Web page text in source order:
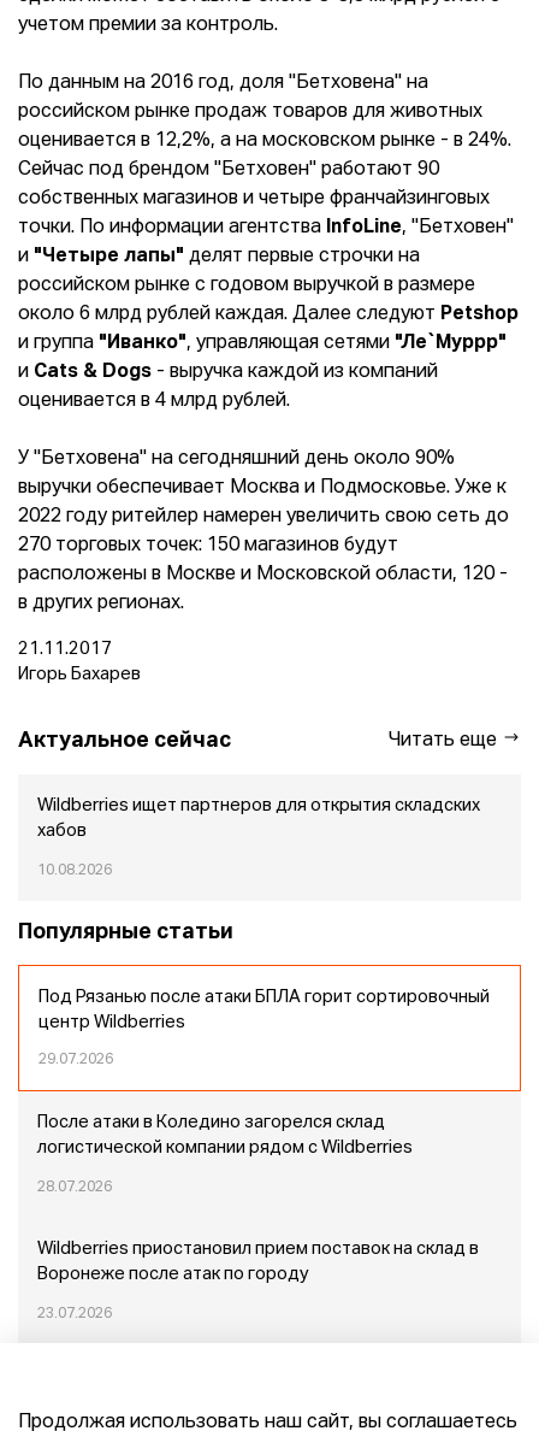
учетом премии за контроль.
По данным на 2016 год, доля "Бетховена" на
российском рынке продаж товаров для животных
оценивается в 12,2%, а на московском рынке - в 24%.
Сейчас под брендом "Бетховен" работают 90
собственных магазинов и четыре франчайзинговых
точки. По информации агентства InfoLine, "Бетховен"
и "Четыре лапы" делят первые строчки на
российском рынке с годовом выручкой в размере
около 6 млрд рублей каждая. Далее следуют Petshop
и группа "Иванко", управляющая сетями "Ле`Муррр"
и Cats & Dogs - выручка каждой из компаний
оценивается в 4 млрд рублей.
У "Бетховена" на сегодняшний день около 90%
выручки обеспечивает Москва и Подмосковье. Уже к
2022 году ритейлер намерен увеличить свою сеть до
270 торговых точек: 150 магазинов будут
расположены в Москве и Московской области, 120 -
в других регионах.
21.11.2017
Игорь Бахарев
Актуальное сейчас Читать еще
Wildberries ищет партнеров для открытия складских
хабов
10.08.2026
Популярные статьи
Под Рязанью после атаки БПЛА горит сортировочный
центр Wildberries
29.07.2026
После атаки в Коледино загорелся склад
логистической компании рядом с Wildberries
28.07.2026
Wildberries приостановил прием поставок на склад в
Воронеже после атак по городу
23.07.2026
Продолжая использовать наш сайт, вы соглашаетесь